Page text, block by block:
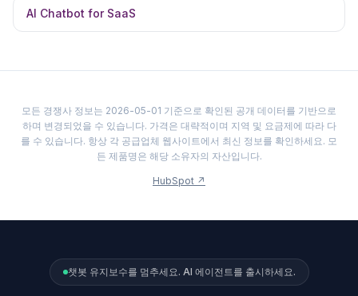
AI Chatbot for SaaS
모든 경쟁사 정보는 2026-05-01 기준으로 확인된 공개 데이터를 기반으로
하며 변경되었을 수 있습니다. 가격은 대략적이며 지역 및 요금제에 따라 다
를 수 있습니다. 항상 각 공급업체 웹사이트에서 최신 정보를 확인하세요. 모
든 제품명은 해당 소유자의 자산입니다.
HubSpot ↗
챗봇 유지보수를 멈추세요. AI 에이전트를 출시하세요.